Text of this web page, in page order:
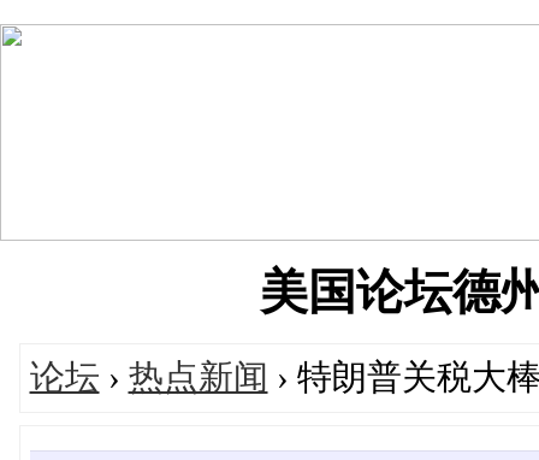
美国论坛德
论坛 › 热点新闻 › 特朗普关税大